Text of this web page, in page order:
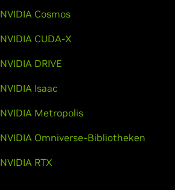
NVIDIA Cosmos
NVIDIA CUDA-X
NVIDIA DRIVE
NVIDIA Isaac
NVIDIA Metropolis
NVIDIA Omniverse-Bibliotheken
NVIDIA RTX